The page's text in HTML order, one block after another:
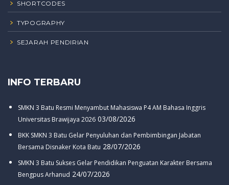
SHORTCODES
TYPOGRAPHY
SEJARAH PENDIRIAN
INFO TERBARU
SMKN 3 Batu Resmi Menyambut Mahasiswa P4 AM Bahasa Inggris
Universitas Brawijaya 2026 03/08/2026
BKK SMKN 3 Batu Gelar Penyuluhan dan Pembimbingan Jabatan
Bersama Disnaker Kota Batu 28/07/2026
SMKN 3 Batu Sukses Gelar Pendidikan Penguatan Karakter Bersama
Bengpus Arhanud 24/07/2026